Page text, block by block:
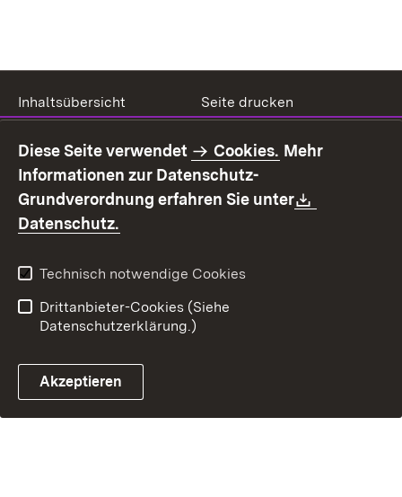
Inhaltsübersicht
Seite drucken
Benutzungshinweise
Erklärung zur
Barrierefreiheit
Kontakt
Fehlerhaften Link melden
Diese Seite verwendet Cookies. Mehr
Informationen zur Datenschutz-
Grundverordnung erfahren Sie unter
Datenschutz.
Technisch notwendige Cookies
Drittanbieter-Cookies (Siehe
Datenschutzerklärung.)
Akzeptieren